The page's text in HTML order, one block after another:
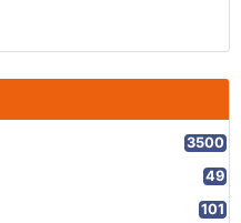
3500
49
101